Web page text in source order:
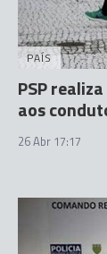
PAÍS
PSP
aos
26 Abr 17:17